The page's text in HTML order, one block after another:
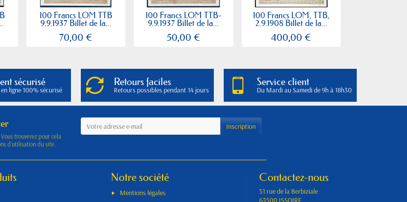
100 Francs LOM TTB
9.9.1937 Billet de la...
70,00 €
100 Francs LOM TTB-
9.9.1937 Billet de la...
50,00 €
100 Francs LOM, TTB,
2.9.1908 Billet de la...
400,00 €
sécurisé
ligne 100% sécurisé
Retours faciles
Retours possibles pendant 14 jours
Service client
Du Mardi au Samedi de 9h à 18h30
trouverez pour cela
d'utilisation du site.
Notre société
Mentions légales
Contactez-nous
51 rue de la Berbiziale